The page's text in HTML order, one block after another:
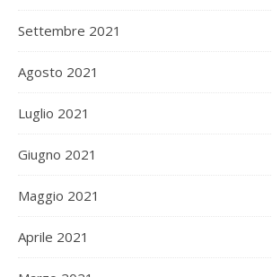
Settembre 2021
Agosto 2021
Luglio 2021
Giugno 2021
Maggio 2021
Aprile 2021